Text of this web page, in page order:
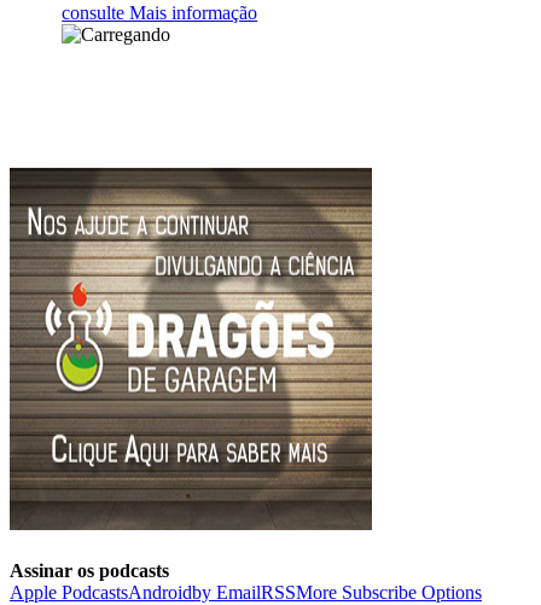
consulte Mais informação
Assinar os podcasts
Apple PodcastsAndroidby EmailRSSMore Subscribe Options